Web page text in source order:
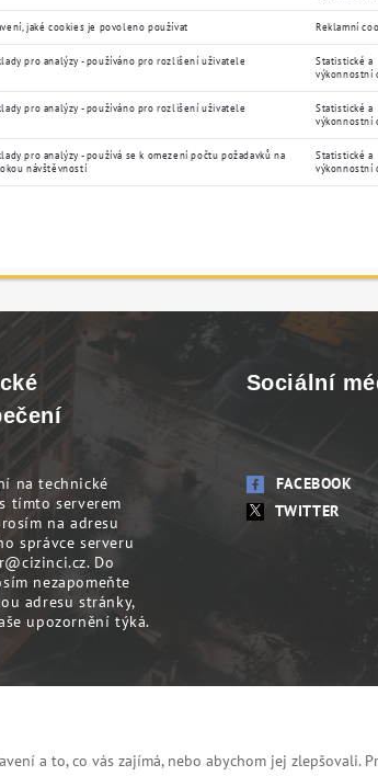
jaké cookies je povoleno používat Reklamní
pro analýzy - používáno pro rozlišení uživatele
Statistické a
výkonnostní
pro analýzy - používáno pro rozlišení uživatele
Statistické a
výkonnostní
pro analýzy - používá se k omezení počtu požadavků na
návštěvností
Statistické a
výkonnostní
na technické
tímto serverem
na adresu
správce serveru
. Do
nezapomeňte
adresu stránky,
upozornění týká.
Sociální
FACEBOOK
TWITTER
a to, co vás zajímá, nebo abychom jej zlepšovali.